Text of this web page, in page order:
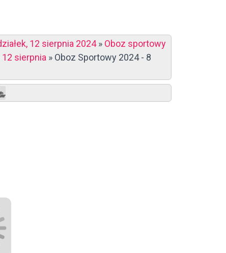
12 sierpnia 2024» Oboz sportowy
sierpnia » Oboz Sportowy 2024 - 8